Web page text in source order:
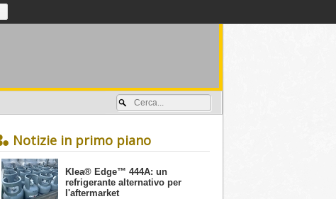
Notizie in primo piano
​Klea® Edge™ 444A: un
refrigerante alternativo per
l'aftermarket